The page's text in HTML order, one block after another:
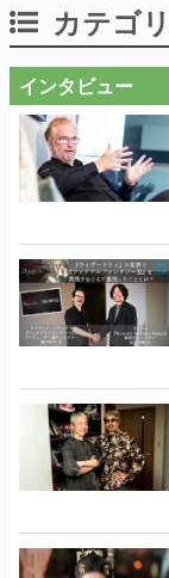
カテゴ
インタビュー